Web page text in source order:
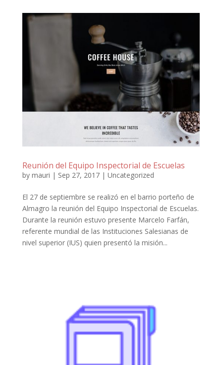
Reunión del Equipo Inspectorial de Escuelas
by mauri | Sep 27, 2017| Uncategorized
El 27 de septiembre se realizó en el barrio porteño de
Almagro la reunión del Equipo Inspectorial de Escuelas.
Durante la reunión estuvo presente Marcelo Farfán,
referente mundial de las Instituciones Salesianas de
nivel superior (IUS) quien presentó la misión...